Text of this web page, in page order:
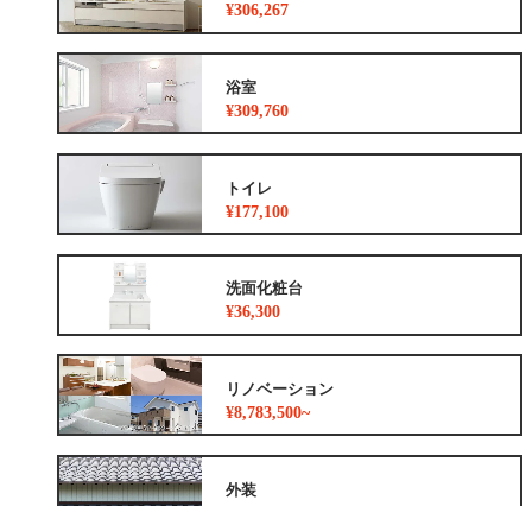
¥306,267
浴室
¥309,760
トイレ
¥177,100
洗面化粧台
¥36,300
リノベーション
¥8,783,500~
外装